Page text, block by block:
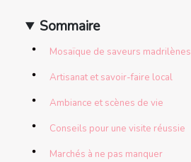
Sommaire
Mosaïque de saveurs madrilènes
Artisanat et savoir-faire local
Ambiance et scènes de vie
Conseils pour une visite réussie
Marchés à ne pas manquer